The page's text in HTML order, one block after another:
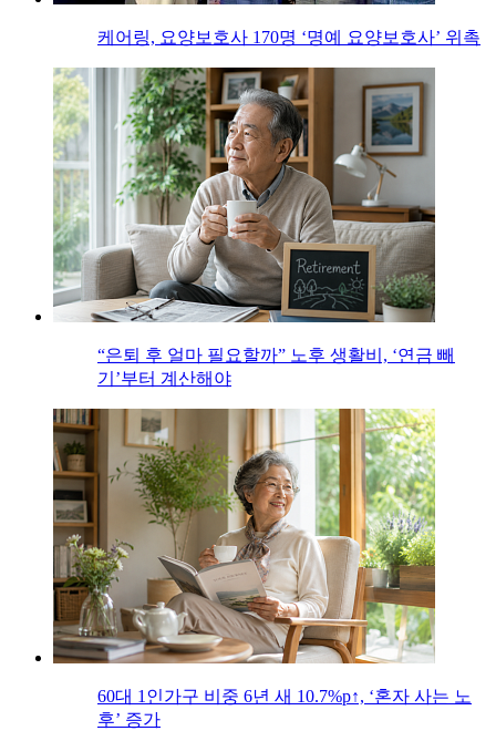
케어링, 요양보호사 170명 ‘명예 요양보호사’ 위촉
“은퇴 후 얼마 필요할까” 노후 생활비, ‘연금 빼
기’부터 계산해야
60대 1인가구 비중 6년 새 10.7%p↑, ‘혼자 사는 노
후’ 증가